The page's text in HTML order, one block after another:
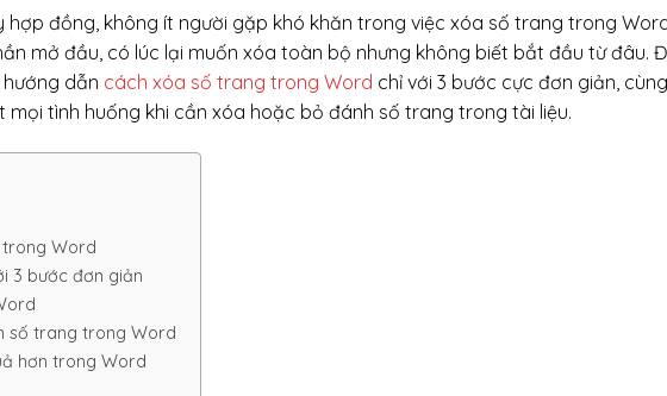
hợp đồng, không ít người gặp khó khăn trong việc xóa số trang trong
mở đầu, có lúc lại muốn xóa toàn bộ nhưng không biết bắt đầu từ đâu.
dẫn cách xóa số trang trong Word chỉ với 3 bước cực đơn giản, cùng
mọi tình huống khi cần xóa hoặc bỏ đánh số trang trong tài liệu.
Word
3 bước đơn giản
số trang trong Word
hơn trong Word